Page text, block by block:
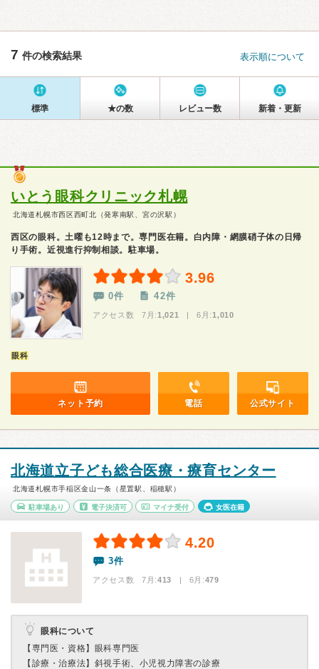
7 件の検索結果 表示順について
標準 ★の数 レビュー数 新着・更新
いとう眼科クリニック札幌
北海道札幌市西区西町北（発寒南駅、宮の沢駅）
西区の眼科。土曜も12時まで。専門医在籍。白内障・網膜硝子体の日帰
り手術。近視進行抑制相談。駐車場。
3.96
0件 42件
アクセス数 7月: 1,021 | 6月: 1,010
眼科
ネット予約 電話 公式サイト
北海道立子ども総合医療・療育センター
北海道札幌市手稲区金山一条（星置駅、稲穂駅）
駐車場あり 電子決済可 マイナ受付 女医在籍
4.20
3件
アクセス数 7月:413 | 6月:479
眼科について
【専門医・資格】 眼科専門医
【診療・治療法】 斜視手術、小児視力障害の診療